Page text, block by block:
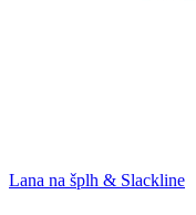
Lana na šplh & Slackline